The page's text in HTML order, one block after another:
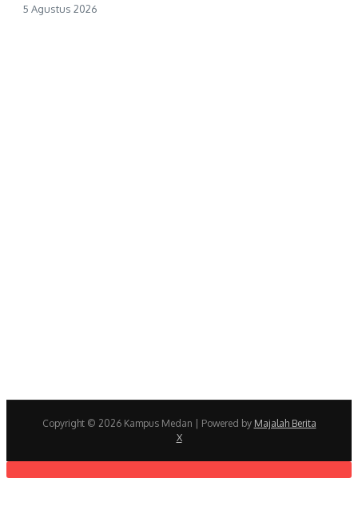
5 Agustus 2026
Copyright © 2026 Kampus Medan | Powered by Majalah Berita
X